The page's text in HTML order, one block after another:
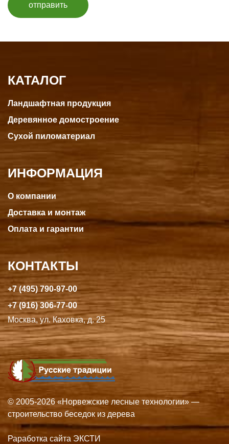
отправить
КАТАЛОГ
Ландшафтная продукция
Деревянное домостроение
Сухой пиломатериал
ИНФОРМАЦИЯ
О компании
Доставка и монтаж
Оплата и гарантии
КОНТАКТЫ
+7 (495) 790-97-00
+7 (916) 306-77-00
Москва, ул. Каховка, д. 25
© 2005-2026 «Норвежские лесные технологии» —
строительство беседок из дерева
Раработка сайта ЭКСТИ